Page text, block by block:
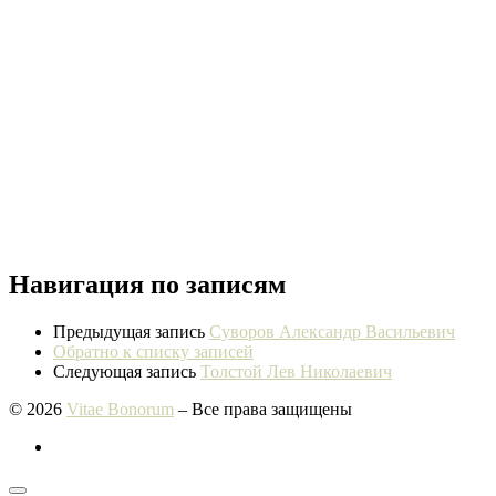
Навигация по записям
Предыдущая запись Суворов Александр Васильевич
Обратно к списку записей
Следующая запись Толстой Лев Николаевич
© 2026 Vitae Bonorum – Все права защищены